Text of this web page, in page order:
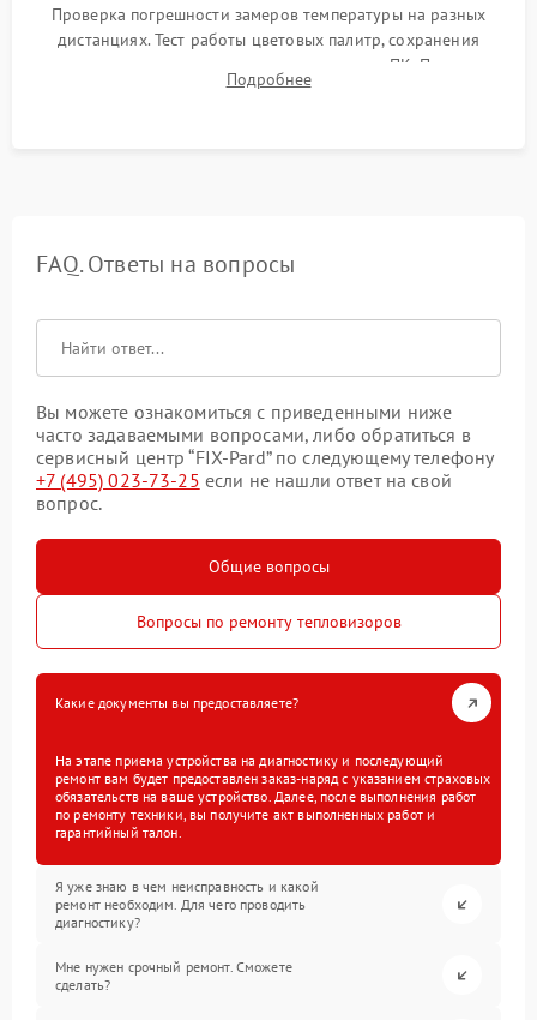
Проверка погрешности замеров температуры на разных
дистанциях. Тест работы цветовых палитр, сохранения
термограмм в память и передачи данных на ПК. Проверка
автономности работы и итоговый контроль качества.
Подробнее
FAQ. Ответы на вопросы
Вы можете ознакомиться с приведенными ниже
часто задаваемыми вопросами, либо обратиться в
сервисный центр “FIX-Pard” по следующему телефону
+7 (495) 023-73-25 если не нашли ответ на свой
вопрос.
Общие вопросы
Вопросы по ремонту тепловизоров
Какие документы вы предоставляете?
На этапе приема устройства на диагностику и последующий
ремонт вам будет предоставлен заказ-наряд с указанием страховых
обязательств на ваше устройство. Далее, после выполнения работ
по ремонту техники, вы получите акт выполненных работ и
гарантийный талон.
Я уже знаю в чем неисправность и какой
ремонт необходим. Для чего проводить
диагностику?
Мне нужен срочный ремонт. Сможете
сделать?